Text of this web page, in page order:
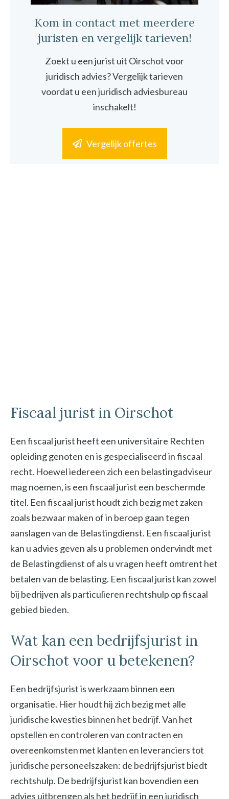
Kom in contact met meerdere
juristen en vergelijk tarieven!
Zoekt u een jurist uit Oirschot voor
juridisch advies? Vergelijk tarieven
voordat u een juridisch adviesbureau
inschakelt!
Vergelijk offertes
Fiscaal jurist in Oirschot
Een fiscaal jurist heeft een universitaire Rechten
opleiding genoten en is gespecialiseerd in fiscaal
recht. Hoewel iedereen zich een belastingadviseur
mag noemen, is een fiscaal jurist een beschermde
titel. Een fiscaal jurist houdt zich bezig met zaken
zoals bezwaar maken of in beroep gaan tegen
aanslagen van de Belastingdienst. Een fiscaal jurist
kan u advies geven als u problemen ondervindt met
de Belastingdienst of als u vragen heeft omtrent het
betalen van de belasting. Een fiscaal jurist kan zowel
bij bedrijven als particulieren rechtshulp op fiscaal
gebied bieden.
Wat kan een bedrijfsjurist in
Oirschot voor u betekenen?
Een bedrijfsjurist is werkzaam binnen een
organisatie. Hier houdt hij zich bezig met alle
juridische kwesties binnen het bedrijf. Van het
opstellen en controleren van contracten en
overeenkomsten met klanten en leveranciers tot
juridische personeelszaken: de bedrijfsjurist biedt
rechtshulp. De bedrijfsjurist kan bovendien een
advies uitbrengen als het bedrijf in een juridisch